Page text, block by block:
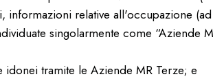
relative all'occupazione
singolarmente come “Aziende
tramite le Aziende MR Terze; e